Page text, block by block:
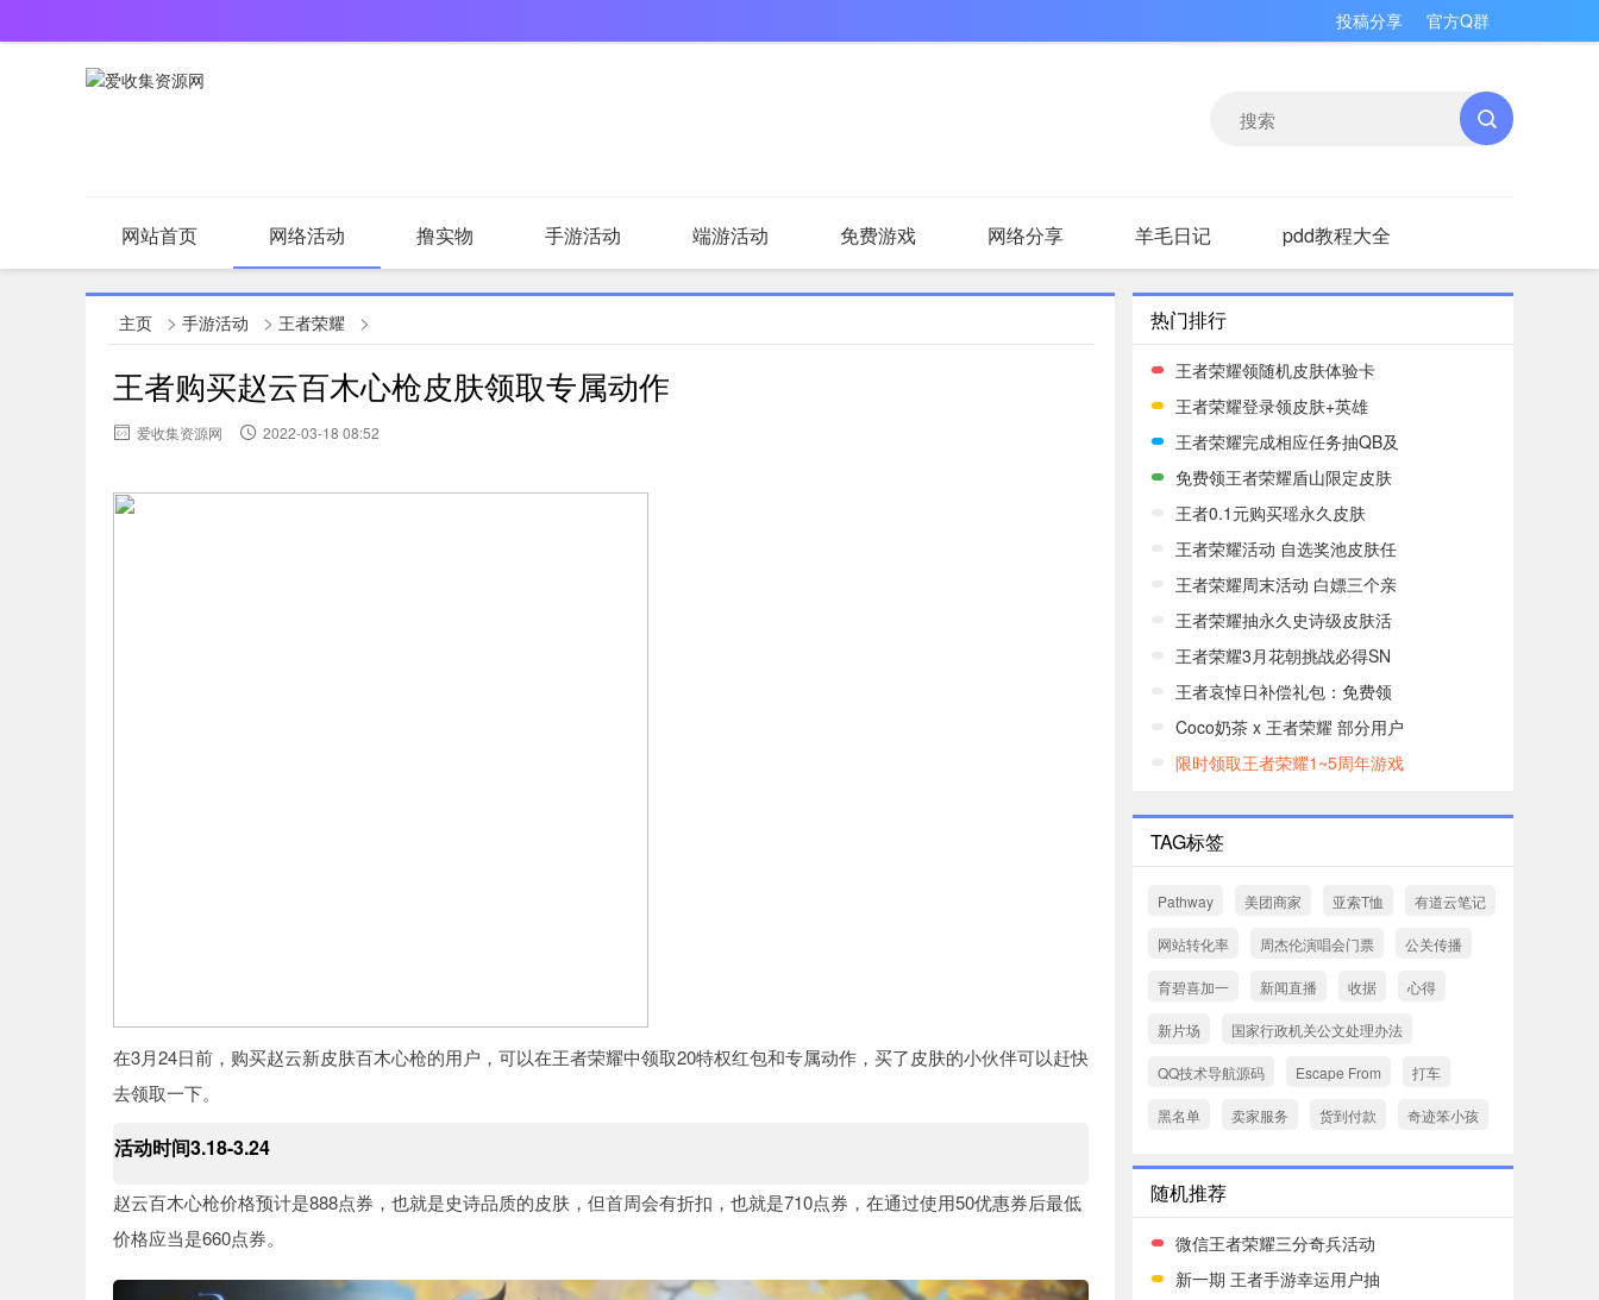
投稿分享 官方Q群
网站首页 网络活动 撸实物 手游活动 端游活动 免费游戏 网络分享 羊毛日记 pdd教程大全
原创文章 值得一看
主页 > 手游活动 > 王者荣耀 >
王者购买赵云百木心枪皮肤领取专属动作
爱收集资源网 2022-03-18 08:52
在3月24日前，购买赵云新皮肤百木心枪的用户，可以在王者荣耀中领取20特权红包和专属动作，买了皮肤的小伙伴可以赶快
去领取一下。
活动时间3.18-3.24
赵云百木心枪价格预计是888点券，也就是史诗品质的皮肤，但首周会有折扣，也就是710点券，在通过使用50优惠券后最低
价格应当是660点券。
热门排行
王者荣耀领随机皮肤体验卡
王者荣耀登录领皮肤+英雄
王者荣耀完成相应任务抽QB及
免费领王者荣耀盾山限定皮肤
王者0.1元购买瑶永久皮肤
王者荣耀活动 自选奖池皮肤任
王者荣耀周末活动 白嫖三个亲
王者荣耀抽永久史诗级皮肤活
王者荣耀3月花朝挑战必得SN
王者哀悼日补偿礼包：免费领
Coco奶茶 x 王者荣耀 部分用户
限时领取王者荣耀1~5周年游戏
TAG标签
Pathway 美团商家 亚索T恤 有道云笔记
网站转化率 周杰伦演唱会门票 公关传播
育碧喜加一 新闻直播 收据 心得
新片场 国家行政机关公文处理办法
QQ技术导航源码 Escape From 打车
黑名单 卖家服务 货到付款 奇迹笨小孩
随机推荐
微信王者荣耀三分奇兵活动
新一期 王者手游幸运用户抽